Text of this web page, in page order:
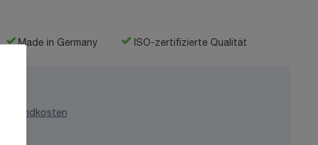
Made in Germany ISO-zertifizierte Qualität
Versandkosten